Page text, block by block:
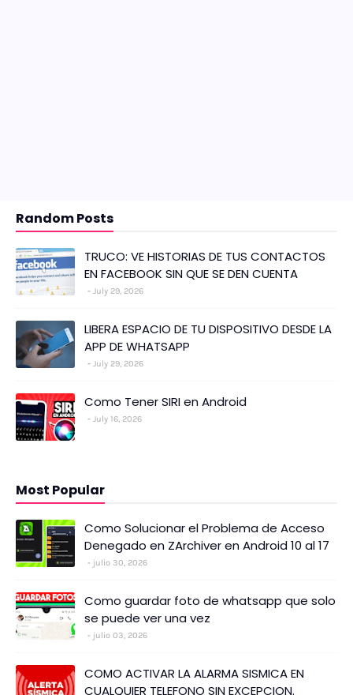
Random Posts
TRUCO: VE HISTORIAS DE TUS CONTACTOS
EN FACEBOOK SIN QUE SE DEN CUENTA
July 29, 2026
LIBERA ESPACIO DE TU DISPOSITIVO DESDE LA
APP DE WHATSAPP
July 29, 2026
Como Tener SIRI en Android
July 16, 2026
Most Popular
Como Solucionar el Problema de Acceso
Denegado en ZArchiver en Android 10 al 17
julio 30, 2026
Como guardar foto de whatsapp que solo
se puede ver una vez
julio 03, 2026
COMO ACTIVAR LA ALARMA SISMICA EN
CUALQUIER TELEFONO SIN EXCEPCION.